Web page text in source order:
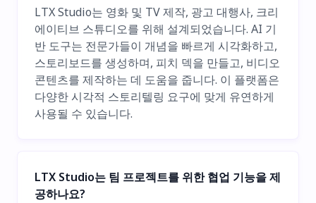
LTX Studio는 영화 및 TV 제작, 광고 대행사, 크리
에이티브 스튜디오를 위해 설계되었습니다. AI 기
반 도구는 전문가들이 개념을 빠르게 시각화하고,
스토리보드를 생성하며, 피치 덱을 만들고, 비디오
콘텐츠를 제작하는 데 도움을 줍니다. 이 플랫폼은
다양한 시각적 스토리텔링 요구에 맞게 유연하게
사용될 수 있습니다.
LTX Studio는 팀 프로젝트를 위한 협업 기능을 제
공하나요?